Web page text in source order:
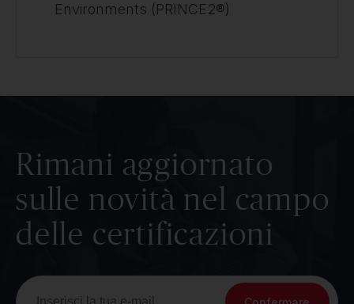
Environments (PRINCE2®)
Rimani aggiornato
sulle novità nel campo
delle certificazioni